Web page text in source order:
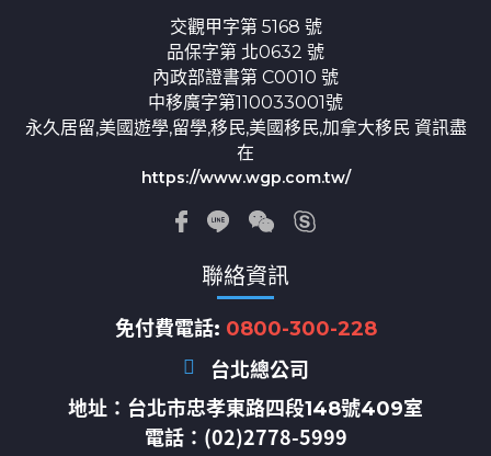
交觀甲字第 5168 號
品保字第 北0632 號
內政部證書第 C0010 號
中移廣字第110033001號
永久居留,美國遊學,留學,移民,美國移民,加拿大移民 資訊盡
在
https://www.wgp.com.tw/
聯絡資訊
免付費電話: 0800-300-228
台北總公司
地址： 台北市忠孝東路四段148號409室
電話：(02)2778-5999